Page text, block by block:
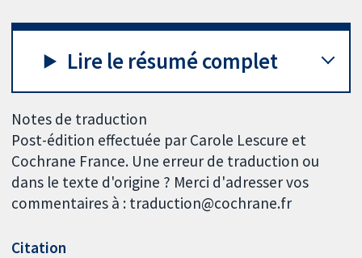
Lire le résumé complet
Notes de traduction
Post-édition effectuée par Carole Lescure et
Cochrane France. Une erreur de traduction ou
dans le texte d'origine ? Merci d'adresser vos
commentaires à : traduction@cochrane.fr
Citation